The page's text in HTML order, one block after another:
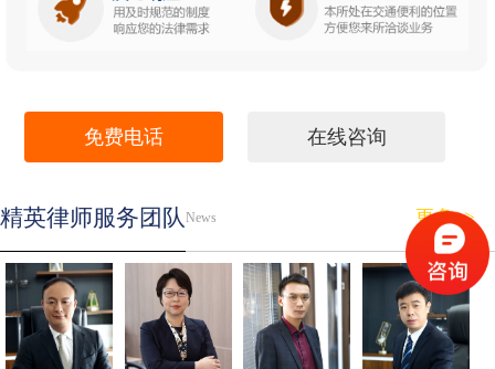
免费电话 在线咨询
精英律师服务团队 News 更多>>